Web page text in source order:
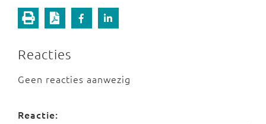
Reacties
Geen reacties aanwezig
Reactie: